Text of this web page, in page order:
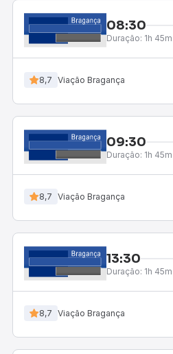
08:30
Duração: 1h 45m
8,7 Viação Bragança
09:30
Duração: 1h 45m
8,7 Viação Bragança
13:30
Duração: 1h 45m
8,7 Viação Bragança